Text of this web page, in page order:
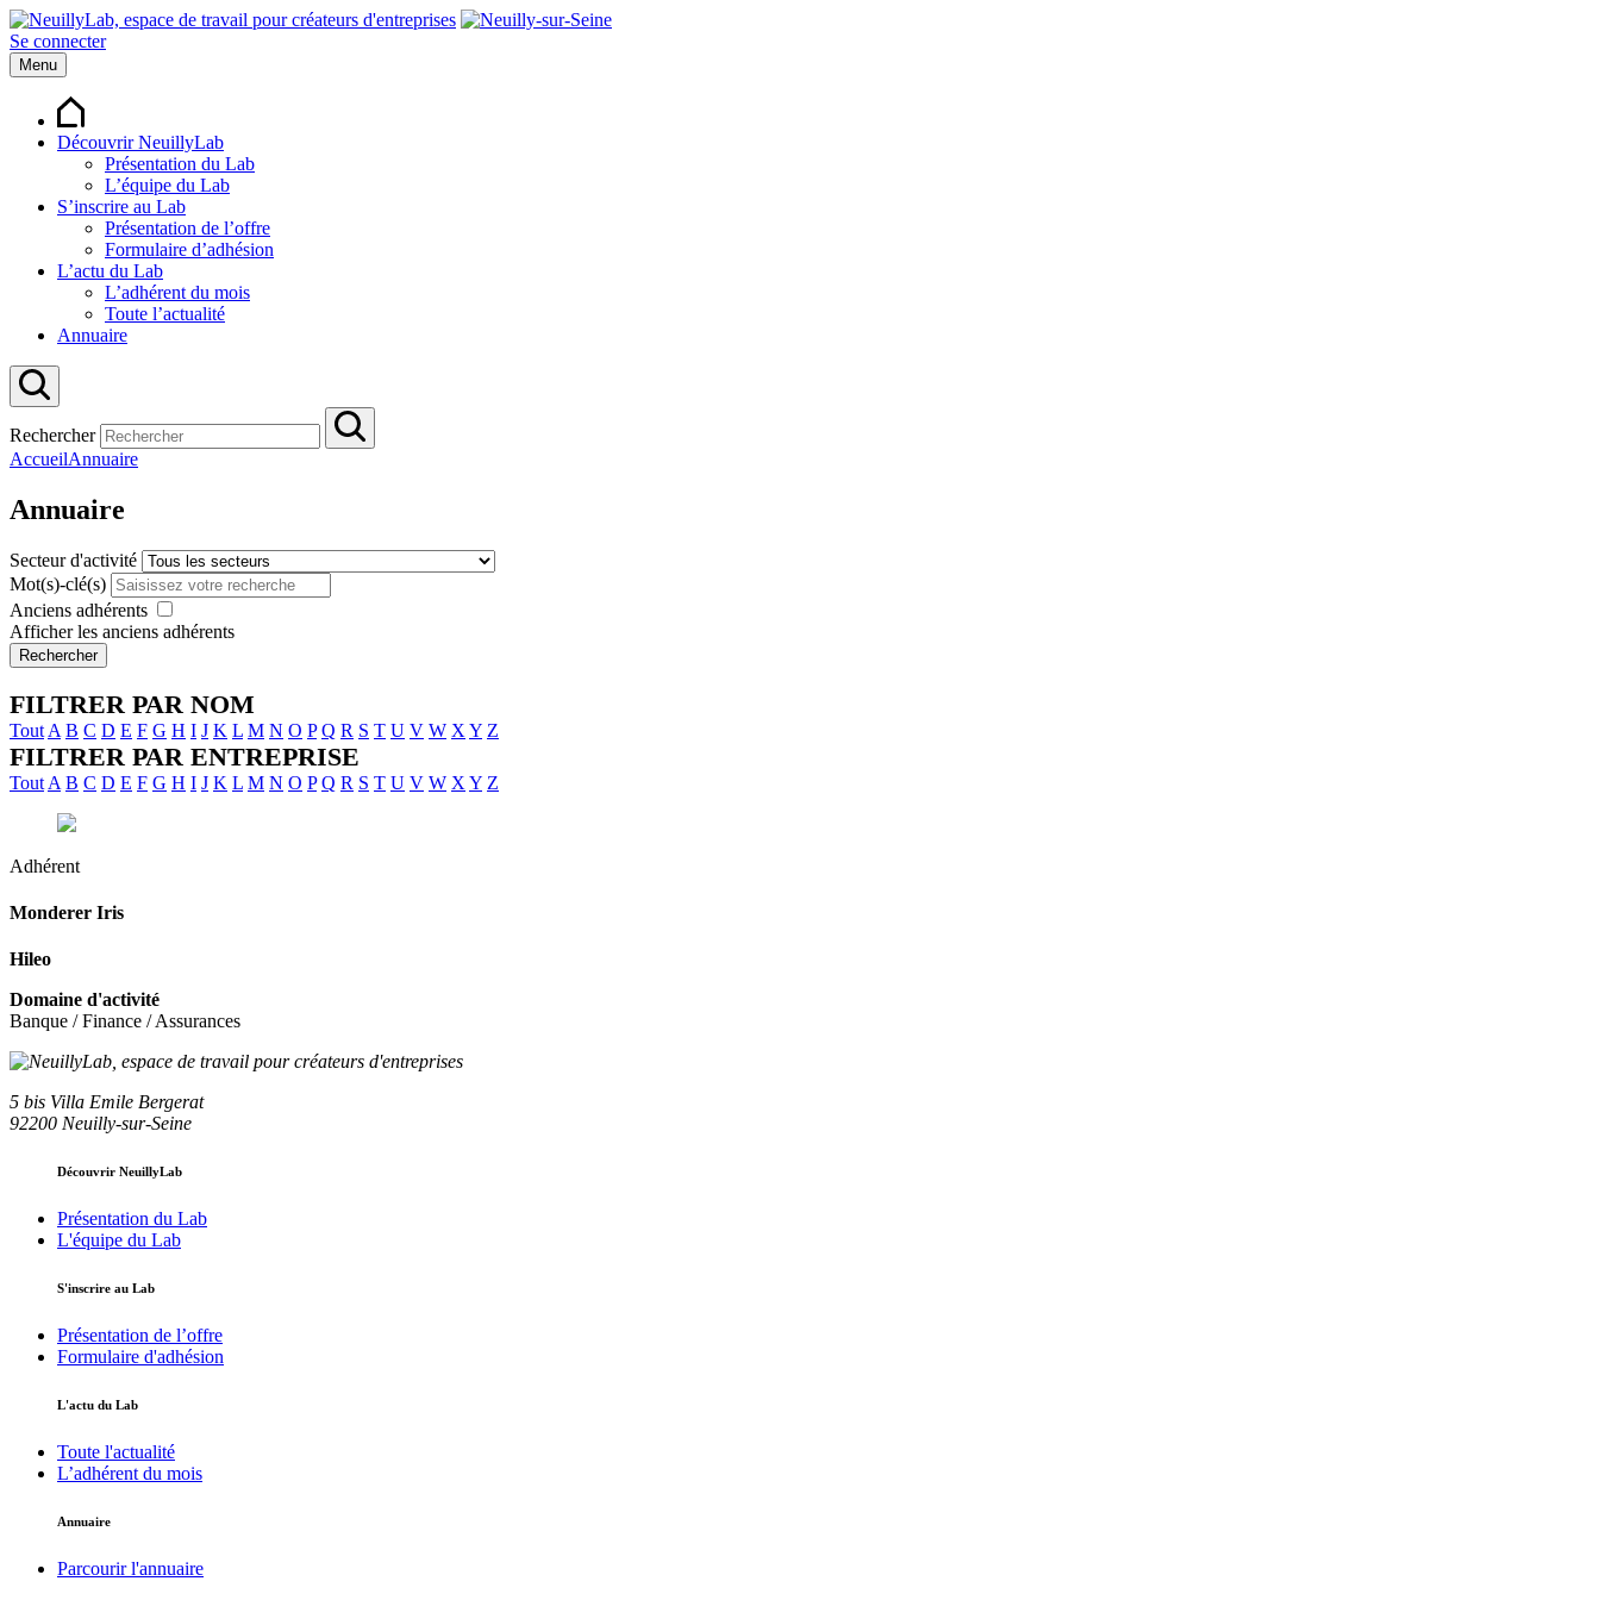
Se connecter
Menu
Découvrir NeuillyLab
Présentation du Lab
L’équipe du Lab
S’inscrire au Lab
Présentation de l’offre
Formulaire d’adhésion
L’actu du Lab
L’adhérent du mois
Toute l’actualité
Annuaire
Rechercher
AccueilAnnuaire
Annuaire
Secteur d'activité
Mot(s)-clé(s)
Anciens adhérents
Afficher les anciens adhérents
Rechercher
FILTRER PAR NOM
Tout A B C D E F G H I J K L M N O P Q R S T U V W X Y Z
FILTRER PAR ENTREPRISE
Tout A B C D E F G H I J K L M N O P Q R S T U V W X Y Z
Adhérent
Monderer Iris
Hileo
Domaine d'activité
Banque / Finance / Assurances
5 bis Villa Emile Bergerat
92200 Neuilly-sur-Seine
Découvrir NeuillyLab
Présentation du Lab
L'équipe du Lab
S'inscrire au Lab
Présentation de l’offre
Formulaire d'adhésion
L'actu du Lab
Toute l'actualité
L’adhérent du mois
Annuaire
Parcourir l'annuaire